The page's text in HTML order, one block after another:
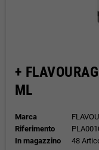
+
ML
Marca
Riferimento
In magazzino
48